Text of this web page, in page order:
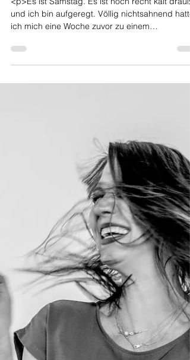
21; deine Beziehung
beeinflussen!
<p>Es ist Samstag. Es ist noch recht kalt
Schamanischen Ritual zum Thema
anstrengenden Fahrt begann mein Auto
zu riechen und ich musste im [&hellip;]</p>